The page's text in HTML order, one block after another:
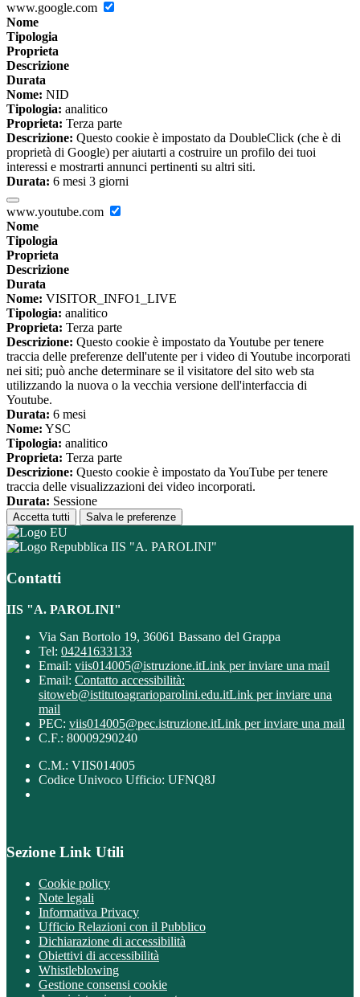
www.google.com
Nome
Tipologia
Proprieta
Descrizione
Durata
Nome: NID
Tipologia: analitico
Proprieta: Terza parte
Descrizione: Questo cookie è impostato da DoubleClick (che è di
proprietà di Google) per aiutarti a costruire un profilo dei tuoi
interessi e mostrarti annunci pertinenti su altri siti.
Durata: 6 mesi 3 giorni
www.youtube.com
Nome
Tipologia
Proprieta
Descrizione
Durata
Nome: VISITOR_INFO1_LIVE
Tipologia: analitico
Proprieta: Terza parte
Descrizione: Questo cookie è impostato da Youtube per tenere
traccia delle preferenze dell'utente per i video di Youtube incorporati
nei siti; può anche determinare se il visitatore del sito web sta
utilizzando la nuova o la vecchia versione dell'interfaccia di
Youtube.
Durata: 6 mesi
Nome: YSC
Tipologia: analitico
Proprieta: Terza parte
Descrizione: Questo cookie è impostato da YouTube per tenere
traccia delle visualizzazioni dei video incorporati.
Durata: Sessione
Accetta tutti Salva le preferenze
IIS "A. PAROLINI"
Contatti
IIS "A. PAROLINI"
Via San Bortolo 19, 36061 Bassano del Grappa
Tel: 04241633133
Email: viis014005@istruzione.itLink per inviare una mail
Email: Contatto accessibilità:
sitoweb@istitutoagrarioparolini.edu.itLink per inviare una
mail
PEC: viis014005@pec.istruzione.itLink per inviare una mail
C.F.: 80009290240
C.M.: VIIS014005
Codice Univoco Ufficio: UFNQ8J
Sezione Link Utili
Cookie policy
Note legali
Informativa Privacy
Ufficio Relazioni con il Pubblico
Dichiarazione di accessibilità
Obiettivi di accessibilità
Whistleblowing
Gestione consensi cookie